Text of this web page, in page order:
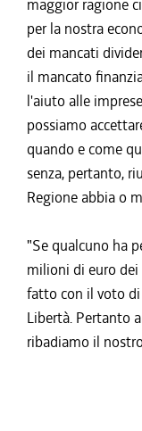
maggior ragione
per la nostra
dei mancati
il mancato
l'aiuto alle
possiamo
quando e come
senza, pertanto,
Regione abbia o
"Se qualcuno ha
milioni di euro
fatto con il voto
Libertà. Pertanto
ribadiamo il